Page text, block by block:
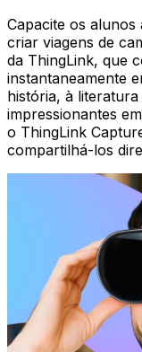
Capacite os
criar viagens de
da ThingLink, que
instantaneamente
história, à
impressionantes
o ThingLink
compartilhá-los